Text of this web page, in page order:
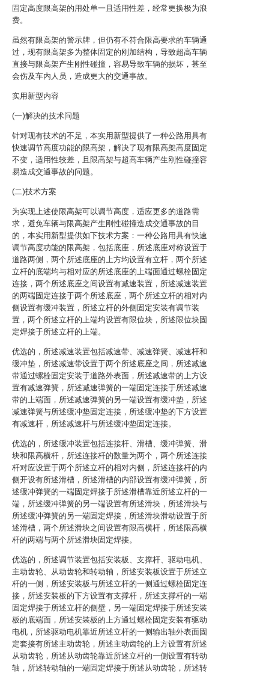
固定高度限高架的用处单一且适用性差，经常更换极为浪
费。
虽然有限高架的警示牌，但仍有不符合限高要求的车辆通
过，现有限高架多为整体固定的刚加结构，导致超高车辆
直接与限高架产生刚性碰撞，容易导致车辆的损坏，甚至
会伤及车内人员，造成更大的交通事故。
实用新型内容
(一)解决的技术问题
针对现有技术的不足，本实用新型提供了一种公路用具有
快速调节高度功能的限高架，解决了现有限高架高度固定
不变，适用性较差，且限高架与超高车辆产生刚性碰撞容
易造成交通事故的问题。
(二)技术方案
为实现上述使限高架可以调节高度，适应更多的道路需
求，避免车辆与限高架产生刚性碰撞造成交通事故的目
的，本实用新型提供如下技术方案：一种公路用具有快速
调节高度功能的限高架，包括底座，所述底座对称设置于
道路两侧，两个所述底座的上方均设置有立杆，两个所述
立杆的底端均与相对应的所述底座的上端面通过螺栓固定
连接，两个所述底座之间设置有减速装置，所述减速装置
的两端固定连接于两个所述底座，两个所述立杆的相对内
侧设置有缓冲装置，所述立杆的外侧固定安装有调节装
置，两个所述立杆的上端均设置有限位块，所述限位块固
定焊接于所述立杆的上端。
优选的，所述减速装置包括减速带、减速弹簧、减速杆和
缓冲垫，所述减速带设置于两个所述底座之间，所述减速
带通过螺栓固定安装于道路外表面，所述减速带的上方设
置有减速弹簧，所述减速弹簧的一端固定连接于所述减速
带的上端面，所述减速弹簧的另一端设置有缓冲垫，所述
减速弹簧与所述缓冲垫固定连接，所述缓冲垫的下方设置
有减速杆，所述减速杆与所述缓冲垫固定连接。
优选的，所述缓冲装置包括连接杆、滑槽、缓冲弹簧、滑
块和限高横杆，所述连接杆的数量为两个，两个所述连接
杆对应设置于两个所述立杆的相对内侧，所述连接杆的内
侧开设有所述滑槽，所述滑槽的内部设置有缓冲弹簧，所
述缓冲弹簧的一端固定焊接于所述滑槽靠近所述立杆的一
端，所述缓冲弹簧的另一端设置有所述滑块，所述滑块与
所述缓冲弹簧的另一端固定焊接，所述滑块滑动设置于所
述滑槽，两个所述滑块之间设置有限高横杆，所述限高横
杆的两端与两个所述滑块固定焊接。
优选的，所述调节装置包括安装板、支撑杆、驱动电机、
主动齿轮、从动齿轮和转动轴，所述安装板设置于所述立
杆的一侧，所述安装板与所述立杆的一侧通过螺栓固定连
接，所述安装板的下方设置有支撑杆，所述支撑杆的一端
固定焊接于所述立杆的侧壁，另一端固定焊接于所述安装
板的底端面，所述安装板的上方通过螺栓固定安装有驱动
电机，所述驱动电机靠近所述立杆的一侧输出轴外表面固
定套接有所述主动齿轮，所述主动齿轮的上方设置有所述
从动齿轮，所述从动齿轮靠近所述立杆的一侧设置有转动
轴，所述转动轴的一端固定焊接于所述从动齿轮，所述转